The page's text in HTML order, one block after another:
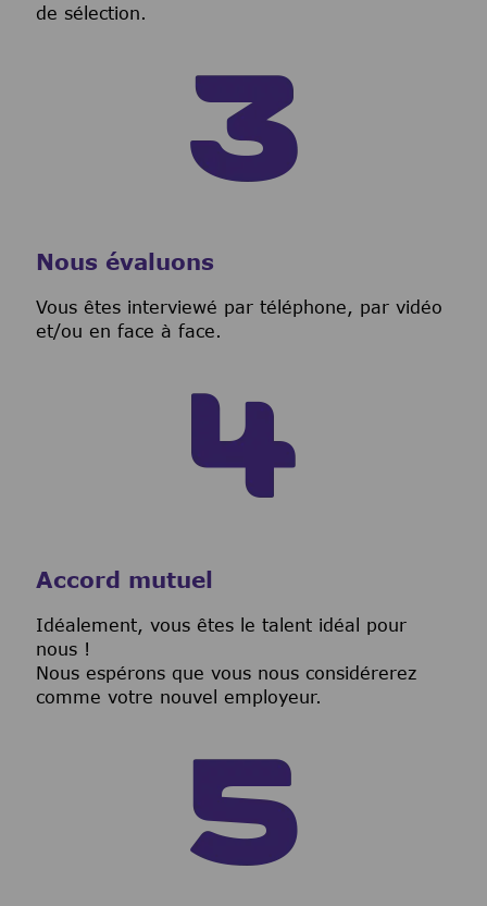
de sélection.
Nous évaluons
Vous êtes interviewé par téléphone, par vidéo
et/ou en face à face.
Accord mutuel
Idéalement, vous êtes le talent idéal pour
nous !
Nous espérons que vous nous considérerez
comme votre nouvel employeur.